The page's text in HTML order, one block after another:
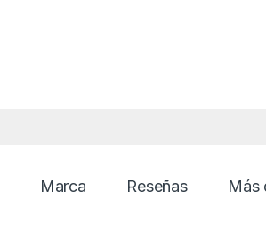
Marca Reseñas Más